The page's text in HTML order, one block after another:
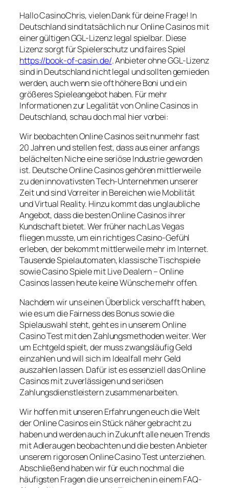
Hallo CasinoChris, vielen Dank für deine Frage! In
Deutschland sind tatsächlich nur Online Casinos mit
einer gültigen GGL-Lizenz legal spielbar. Diese
Lizenz sorgt für Spielerschutz und faires Spiel
https://book-of-casin.de/. Anbieter ohne GGL-Lizenz
sind in Deutschland nicht legal und sollten gemieden
werden, auch wenn sie oft höhere Boni und ein
größeres Spieleangebot haben. Für mehr
Informationen zur Legalität von Online Casinos in
Deutschland, schau doch mal hier vorbei:
Wir beobachten Online Casinos seit nunmehr fast
20 Jahren und stellen fest, dass aus einer anfangs
belächelten Niche eine seriöse Industrie geworden
ist. Deutsche Online Casinos gehören mittlerweile
zu den innovativsten Tech-Unternehmen unserer
Zeit und sind Vorreiter in Bereichen wie Mobilität
und Virtual Reality. Hinzu kommt das unglaubliche
Angebot, dass die besten Online Casinos ihrer
Kundschaft bietet. Wer früher nach Las Vegas
fliegen musste, um ein richtiges Casino-Gefühl
erleben, der bekommt mittlerweile mehr im Internet.
Tausende Spielautomaten, klassische Tischspiele
sowie Casino Spiele mit Live Dealern – Online
Casinos lassen heute keine Wünsche mehr offen.
Nachdem wir uns einen Überblick verschafft haben,
wie es um die Fairness des Bonus sowie die
Spielauswahl steht, geht es in unserem Online
Casino Test mit den Zahlungsmethoden weiter. Wer
um Echtgeld spielt, der muss zwangsläufig Geld
einzahlen und will sich im Idealfall mehr Geld
auszahlen lassen. Dafür ist es essenziell das Online
Casinos mit zuverlässigen und seriösen
Zahlungsdienstleistern zusammenarbeiten.
Wir hoffen mit unseren Erfahrungen euch die Welt
der Online Casinos ein Stück näher gebracht zu
haben und werden auch in Zukunft alle neuen Trends
mit Adleraugen beobachten und die besten Anbieter
unserem rigorosen Online Casino Test unterziehen.
Abschließend haben wir für euch nochmal die
häufigsten Fragen die uns erreichen in einem FAQ-